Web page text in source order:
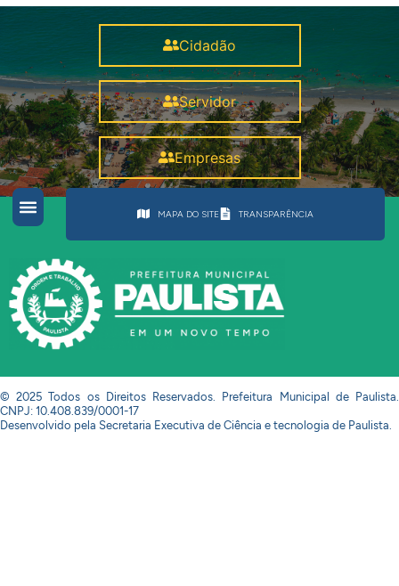
Cidadão
Servidor
Empresas
MAPA DO SITE TRANSPARÊNCIA
© 2025 Todos os Direitos Reservados. Prefeitura Municipal de Paulista.
CNPJ: 10.408.839/0001-17
Desenvolvido pela Secretaria Executiva de Ciência e tecnologia de Paulista.